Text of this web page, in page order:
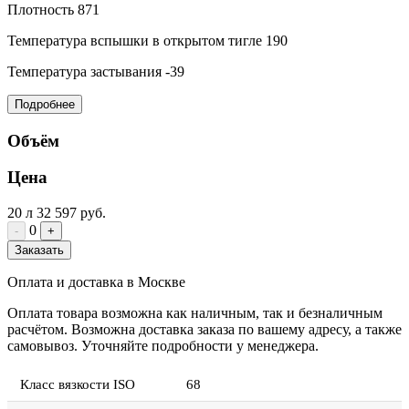
Плотность 871
Температура вспышки в открытом тигле 190
Температура застывания -39
Подробнее
Объём
Цена
20 л 32 597 руб.
- 0
+
Заказать
Оплата и доставка в Москве
Оплата товара возможна как наличным, так и безналичным
расчётом. Возможна доставка заказа по вашему адресу, а также
самовывоз. Уточняйте подробности у менеджера.
Класс вязкости ISO 68